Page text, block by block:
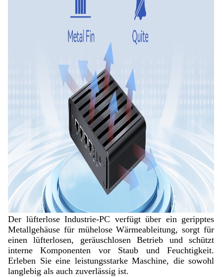
Der lüfterlose Industrie-PC verfügt über ein geripptes
Metallgehäuse für mühelose Wärmeableitung, sorgt für
einen lüfterlosen, geräuschlosen Betrieb und schützt
interne Komponenten vor Staub und Feuchtigkeit.
Erleben Sie eine leistungsstarke Maschine, die sowohl
langlebig als auch zuverlässig ist.